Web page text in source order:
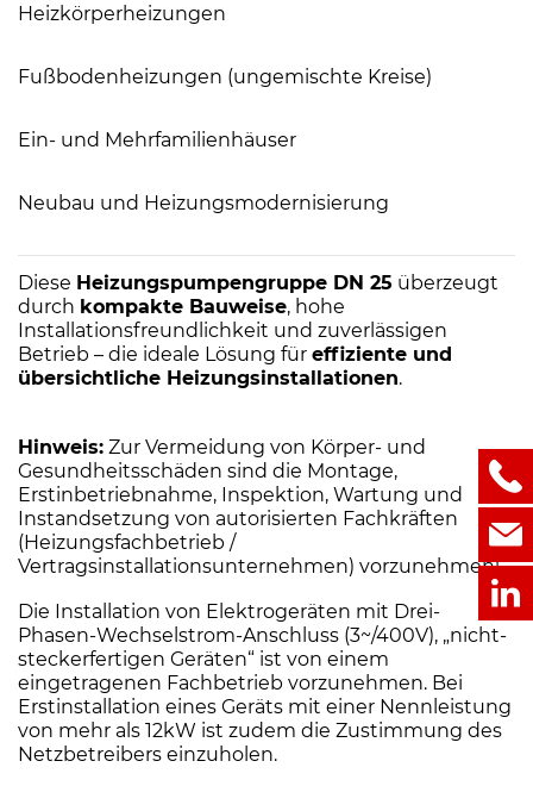
Heizkörperheizungen
Fußbodenheizungen (ungemischte Kreise)
Ein- und Mehrfamilienhäuser
Neubau und Heizungsmodernisierung
Diese Heizungspumpengruppe DN 25 überzeugt
durch kompakte Bauweise, hohe
Installationsfreundlichkeit und zuverlässigen
Betrieb – die ideale Lösung für effiziente und
übersichtliche Heizungsinstallationen.
Hinweis: Zur Vermeidung von Körper- und
Gesundheitsschäden sind die Montage,
Erstinbetriebnahme, Inspektion, Wartung und
Instandsetzung von autorisierten Fachkräften
(Heizungsfachbetrieb /
Vertragsinstallationsunternehmen) vorzunehmen!
Die Installation von Elektrogeräten mit Drei-
Phasen-Wechselstrom-Anschluss (3~/400V), „nicht-
steckerfertigen Geräten“ ist von einem
eingetragenen Fachbetrieb vorzunehmen. Bei
Erstinstallation eines Geräts mit einer Nennleistung
von mehr als 12kW ist zudem die Zustimmung des
Netzbetreibers einzuholen.